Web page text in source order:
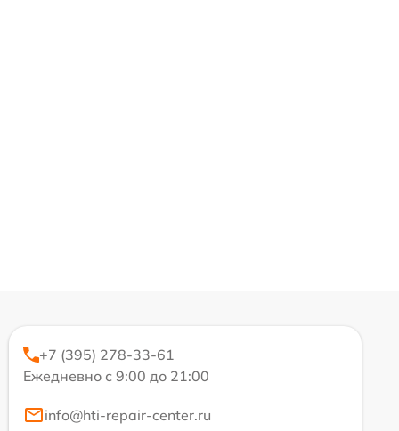
+7 (395) 278-33-61
Ежедневно с 9:00 до 21:00
info@hti-repair-center.ru